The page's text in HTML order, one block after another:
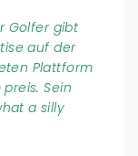
Golfer gibt
auf der
Plattform
Sein
a silly